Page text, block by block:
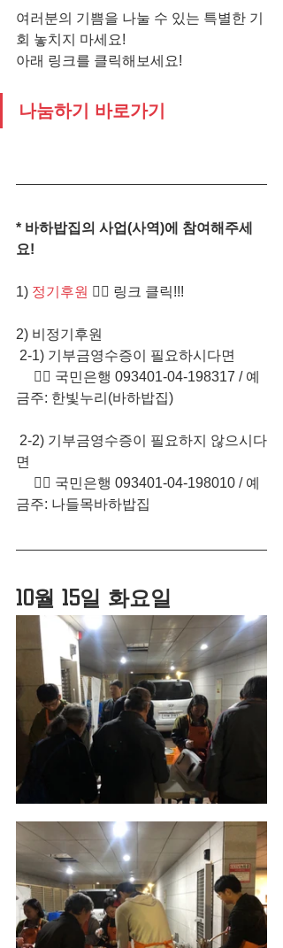
여러분의 기쁨을 나눌 수 있는 특별한 기
회 놓치지 마세요!
아래 링크를 클릭해보세요!
나눔하기 바로가기
* 바하밥집의 사업(사역)에 참여해주세
요!
1) 정기후원 👈🏻 링크 클릭!!!
2) 비정기후원
2-1) 기부금영수증이 필요하시다면
금주: 한빛누리(바하밥집)
면
금주: 나들목바하밥집
10월 15일 화요일